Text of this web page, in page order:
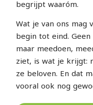
begrijpt waaróm.
Wat je van ons mag
begin tot eind. Geen
maar meedoen,
ziet, is wat je krijgt:
ze beloven. En dat
vooral ook nog